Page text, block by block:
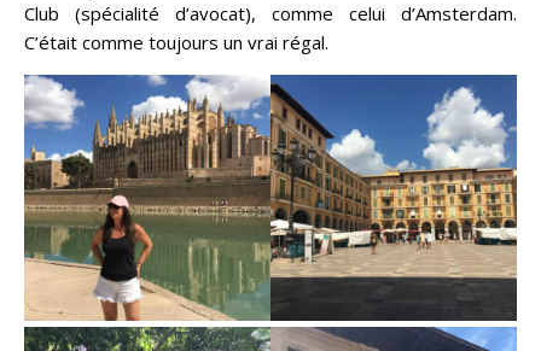
Club (spécialité d’avocat), comme celui d’Amsterdam.
C’était comme toujours un vrai régal.